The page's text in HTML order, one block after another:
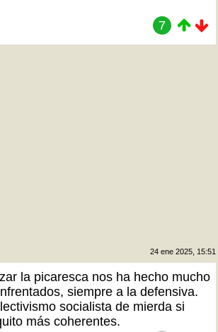
7
24 ene 2025, 15:51
la picaresca nos ha hecho mucho
siempre a la defensiva.
socialista de mierda si
más coherentes.